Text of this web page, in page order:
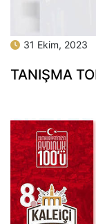
31 Ekim, 2023
TANIŞMA